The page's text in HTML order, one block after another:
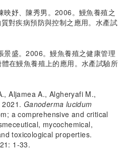
映妤、陳秀男。2006。鰻魚養殖之
對疾病預防與控制之應用。水產試
景盛。2006。鰻魚養殖之健康管理
在鰻魚養殖上的應用。水產試驗所
Aljamea A., Algheryafi M.,
Ganoderma lucidum
a comprehensive and critical
mycochemical,
toxicological properties.
1-33.